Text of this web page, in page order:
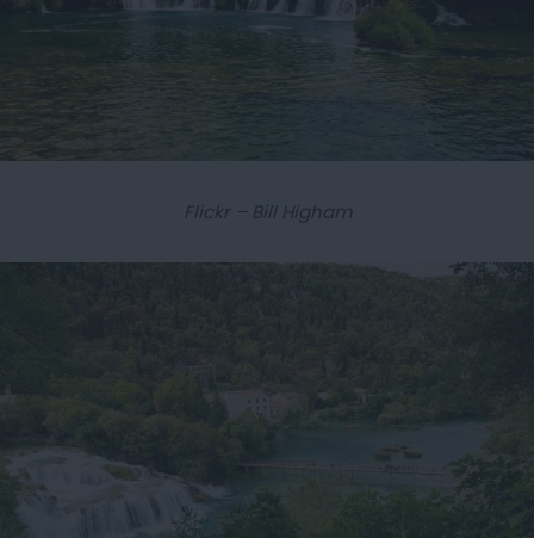
Flickr – Bill Higham